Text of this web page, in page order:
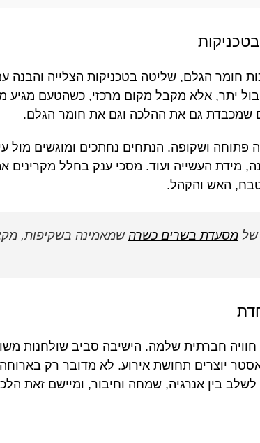
חומר הגלם, שליטה בטכניקות הצלייה
יתר, אלא מקבל מקום מרכזי, כשהטעם מגיע
שמכבדת גם את ההלכה וגם את חומר הגלם.
ושקופה. הנתחים נחתכים ומוגשים מול
מידת העשייה ועוד. מסכי ענק בחלל מקרינים
האש והקהל.
של מסעדת בשרים כשרה שמאמינה בשקיפות,
חברתית שלמה. הישיבה סביב שולחנות
יוצרים תחושת אירוע. לא מדובר רק
בין אנרגיה, שמחה וחיבור, ומיישם זאת